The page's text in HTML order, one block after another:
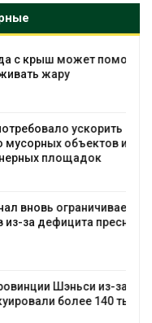
может помочь
жару
ускорить
объектов и
площадок
ограничивает
дефицита пресной
Шэньси из-за
более 140 тыс.